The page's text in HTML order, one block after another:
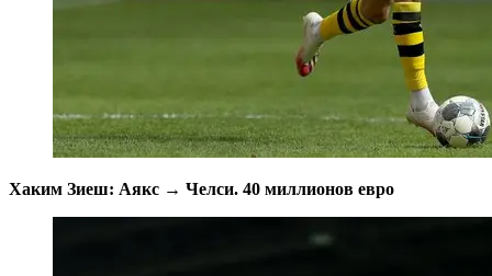
Хаким Зиеш: Аякс → Челси. 40 миллионов евро